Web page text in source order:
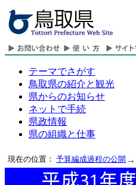
テーマでさがす
鳥取県の紹介と観光
県からのお知らせ
ネットで手続
県政情報
県の組織と仕事
現在の位置： 予算編成過程の公開